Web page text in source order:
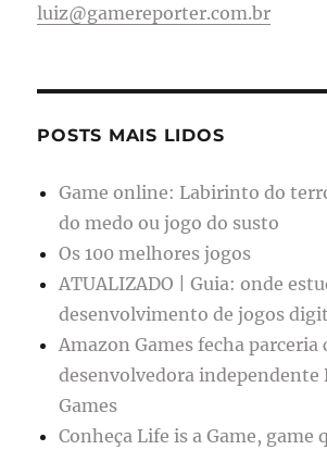
luiz@gamereporter.com.br
POSTS MAIS LIDOS
Game online: Labirinto do
do medo ou jogo do susto
Os 100 melhores jogos
ATUALIZADO | Guia: onde
desenvolvimento de jogos
Amazon Games fecha parceria
desenvolvedora independente
Games
Conheça Life is a Game, game